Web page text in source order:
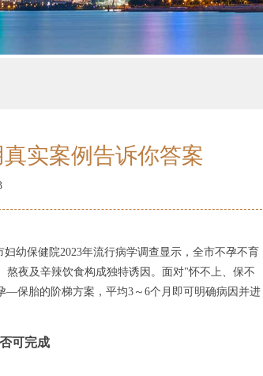
实案例告诉你答案
幼保健院2023年流行病学调查显示，全市不孕不育
熬夜及辛辣饮食构成独特诱因。面对"怀不上、保不
保胎的阶梯方案，平均3～6个月即可明确病因并进
可完成